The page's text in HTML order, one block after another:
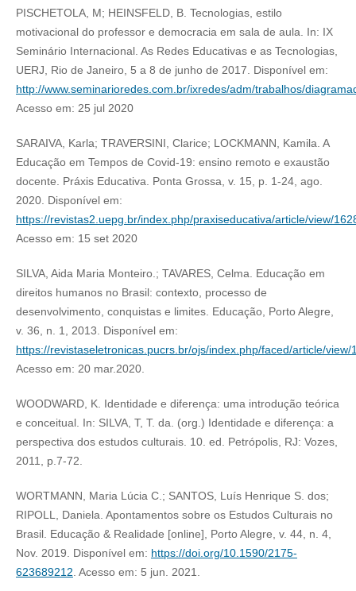
PISCHETOLA, M; HEINSFELD, B. Tecnologias, estilo
motivacional do professor e democracia em sala de aula. In: IX
Seminário Internacional. As Redes Educativas e as Tecnologias,
UERJ, Rio de Janeiro, 5 a 8 de junho de 2017. Disponível em:
http://www.seminarioredes.com.br/ixredes/adm/trabalhos/
Acesso em: 25 jul 2020
SARAIVA, Karla; TRAVERSINI, Clarice; LOCKMANN, Kamila. A
Educação em Tempos de Covid-19: ensino remoto e exaustão
docente. Práxis Educativa. Ponta Grossa, v. 15, p. 1-24, ago.
2020. Disponível em:
https://revistas2.uepg.br/index.php/praxiseducativa/article/view/
Acesso em: 15 set 2020
SILVA, Aida Maria Monteiro.; TAVARES, Celma. Educação em
direitos humanos no Brasil: contexto, processo de
desenvolvimento, conquistas e limites. Educação, Porto Alegre,
v. 36, n. 1, 2013. Disponível em:
https://revistaseletronicas.pucrs.br/ojs/index.php/faced/article/view/
Acesso em: 20 mar.2020.
WOODWARD, K. Identidade e diferença: uma introdução teórica
e conceitual. In: SILVA, T, T. da. (org.) Identidade e diferença: a
perspectiva dos estudos culturais. 10. ed. Petrópolis, RJ: Vozes,
2011, p.7-72.
WORTMANN, Maria Lúcia C.; SANTOS, Luís Henrique S. dos;
RIPOLL, Daniela. Apontamentos sobre os Estudos Culturais no
Brasil. Educação & Realidade [online], Porto Alegre, v. 44, n. 4,
Nov. 2019. Disponível em: https://doi.org/10.1590/2175-
623689212 . Acesso em: 5 jun. 2021.